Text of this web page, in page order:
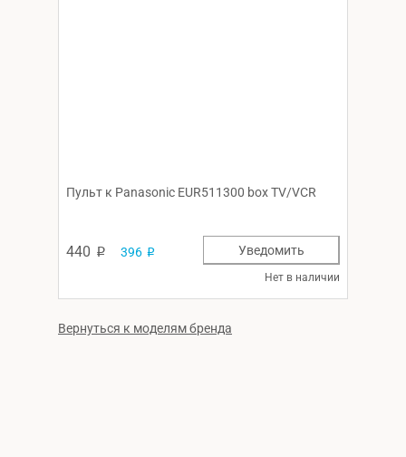
Пульт к Panasonic EUR511300 box TV/VCR
440 p 396 p
Нет в наличии
Уведомить
Вернуться к моделям бренда